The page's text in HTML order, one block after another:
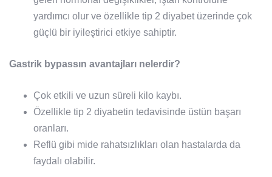
yardımcı olur ve özellikle tip 2 diyabet üzerinde çok
güçlü bir iyileştirici etkiye sahiptir.
Gastrik bypassın avantajları nelerdir?
Çok etkili ve uzun süreli kilo kaybı.
Özellikle tip 2 diyabetin tedavisinde üstün başarı
oranları.
Reflü gibi mide rahatsızlıkları olan hastalarda da
faydalı olabilir.